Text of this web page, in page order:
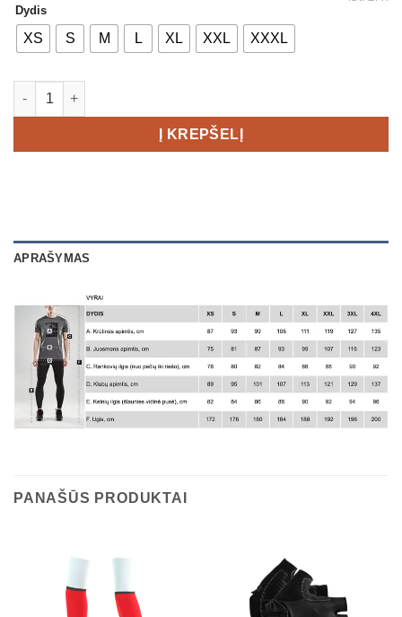
Dydis
XS S M L XL XXL XXXL
produkto kiekis: Craft Pro Control Compression Long Sleeve
Į KREPŠELĮ
APRAŠYMAS
PANAŠŪS PRODUKTAI